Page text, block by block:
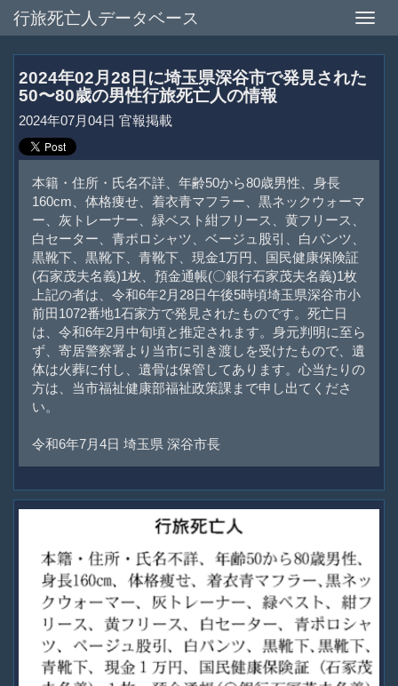
Toggle
行旅死亡人データベース
2024年02月28日に埼玉県深谷市で発見された
50〜80歳の男性行旅死亡人の情報
2024年07月04日 官報掲載
本籍・住所・氏名不詳、年齢50から80歳男性、身長
160cm、体格痩せ、着衣青マフラー、黒ネックウォーマ
ー、灰トレーナー、緑ベスト紺フリース、黄フリース、
白セーター、青ポロシャツ、ベージュ股引、白パンツ、
黒靴下、黒靴下、青靴下、現金1万円、国民健康保険証
(石家茂夫名義)1枚、預金通帳(〇銀行石家茂夫名義)1枚
上記の者は、令和6年2月28日午後5時頃埼玉県深谷市小
前田1072番地1石家方で発見されたものです。死亡日
は、令和6年2月中旬頃と推定されます。身元判明に至ら
ず、寄居警察署より当市に引き渡しを受けたもので、遺
体は火葬に付し、遺骨は保管してあります。心当たりの
方は、当市福祉健康部福祉政策課まで申し出てくださ
い。
令和6年7月4日 埼玉県 深谷市長